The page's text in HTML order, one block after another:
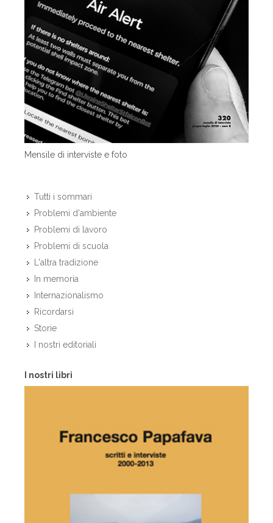
Mensile di interviste e foto
Tutti i sommari
Problemi d'ambiente
Problemi di lavoro
Problemi di scuola
L'altra tradizione
In memoria
Internazionalismo
Ricordarsi
Storie
I nostri editoriali
I nostri libri